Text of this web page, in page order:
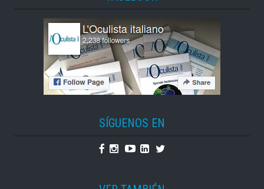
SÍGUENOS EN
Facebook
Instagram
YoutubeLinkedin
Twitter